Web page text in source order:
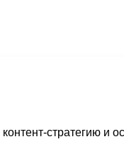
стратегию и